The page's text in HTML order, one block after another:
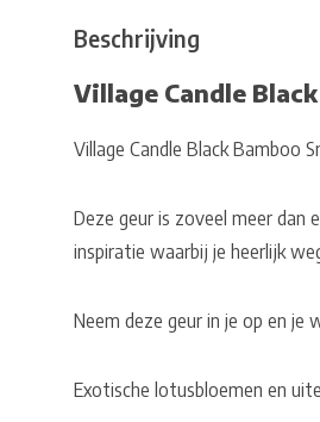
Beschrijving
Village Candle
Village Candle Black Bamboo
Deze geur is zoveel meer dan
inspiratie waarbij je heerlijk
Neem deze geur in je op en je
Exotische lotusbloemen en